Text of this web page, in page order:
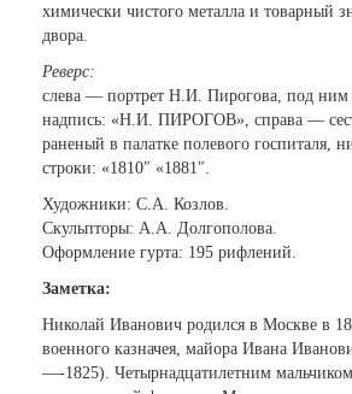
химически чистого металла и товарный
двора.
Реверс:
слева — портрет Н.И. Пирогова, под
надпись: «Н.И. ПИРОГОВ», справа —
раненый в палатке полевого госпиталя,
строки: «1810″ «1881″.
Художники: С.А. Козлов.
Скульпторы: А.А. Долгополова.
Оформление гурта: 195 рифлений.
Заметка:
Николай Иванович родился в Москве в
военного казначея, майора Ивана
—-1825). Четырнадцатилетним